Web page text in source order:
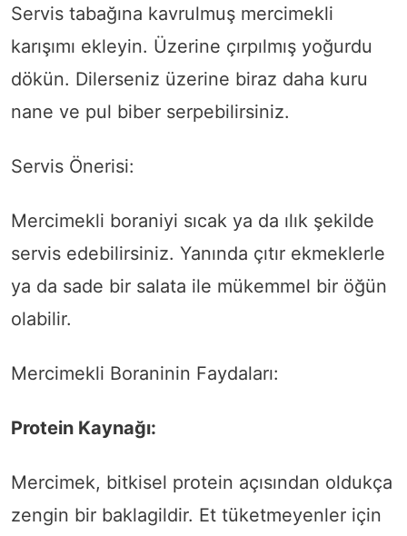
Servis tabağına kavrulmuş mercimekli
karışımı ekleyin. Üzerine çırpılmış yoğurdu
dökün. Dilerseniz üzerine biraz daha kuru
nane ve pul biber serpebilirsiniz.
Servis Önerisi:
Mercimekli boraniyi sıcak ya da ılık şekilde
servis edebilirsiniz. Yanında çıtır ekmeklerle
ya da sade bir salata ile mükemmel bir öğün
olabilir.
Mercimekli Boraninin Faydaları:
Protein Kaynağı:
Mercimek, bitkisel protein açısından oldukça
zengin bir baklagildir. Et tüketmeyenler için